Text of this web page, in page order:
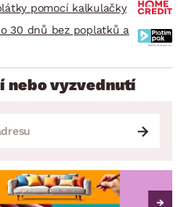
pomocí kalkulačky
30 dnů bez poplatků a
nebo vyzvednutí